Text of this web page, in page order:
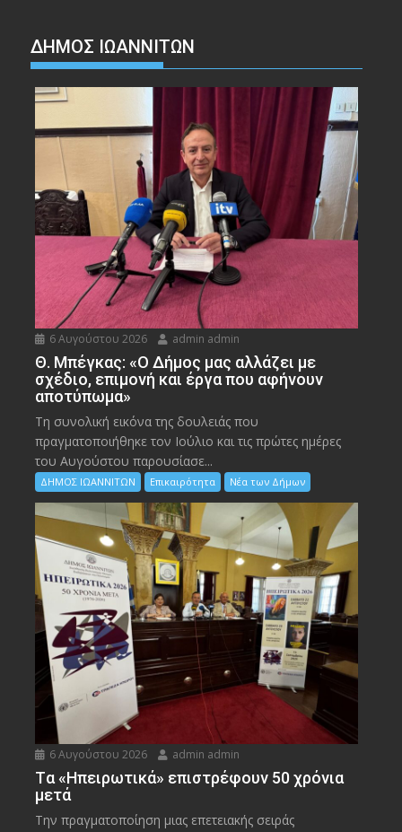
ΔΗΜΟΣ ΙΩΑΝΝΙΤΩΝ
6 Αυγούστου 2026 admin admin
Θ. Μπέγκας: «Ο Δήμος μας αλλάζει με
σχέδιο, επιμονή και έργα που αφήνουν
αποτύπωμα»
Τη συνολική εικόνα της δουλειάς που
πραγματοποιήθηκε τον Ιούλιο και τις πρώτες ημέρες
του Αυγούστου παρουσίασε...
ΔΗΜΟΣ ΙΩΑΝΝΙΤΩΝ Επικαιρότητα Νέα των Δήμων
6 Αυγούστου 2026 admin admin
Tα «Ηπειρωτικά» επιστρέφουν 50 χρόνια
μετά
Την πραγματοποίηση μιας επετειακής σειράς